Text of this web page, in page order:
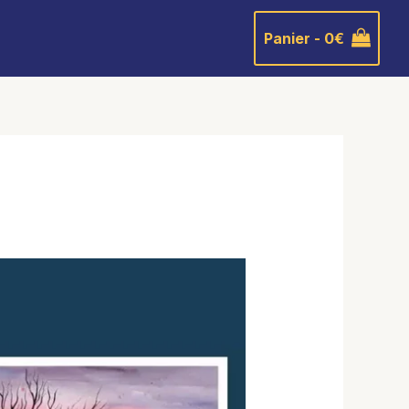
Panier - 0€